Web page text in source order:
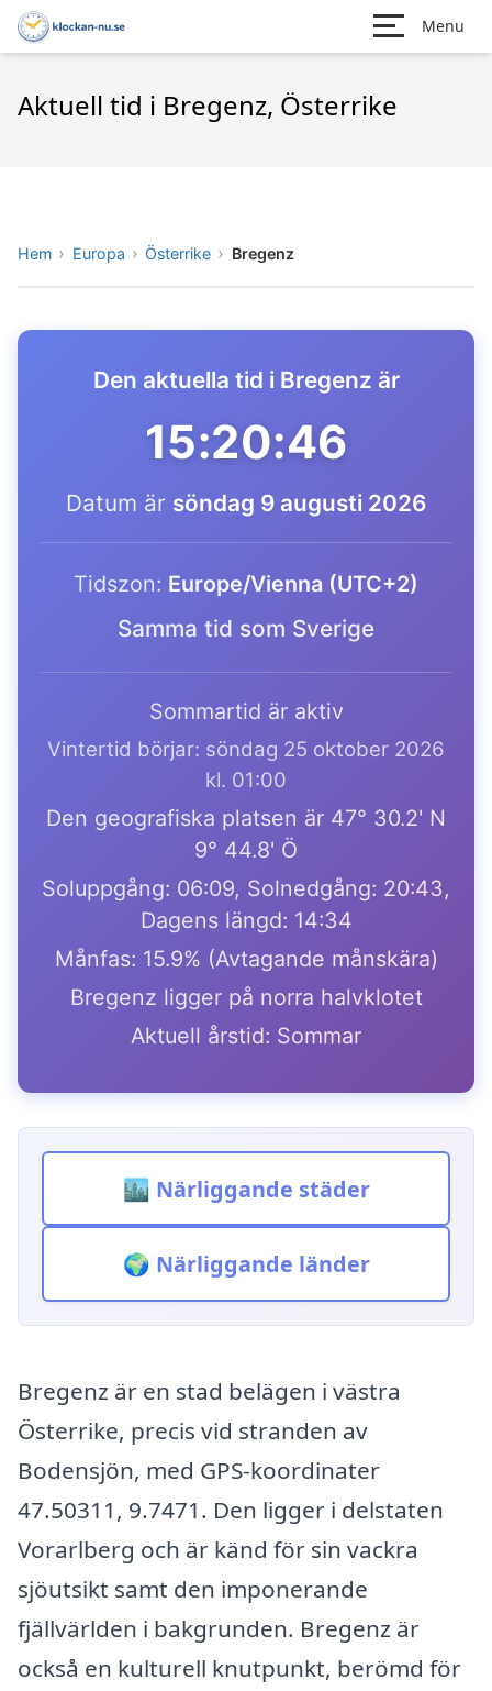
Menu
Aktuell tid i Bregenz, Österrike
Hem Europa Österrike Bregenz
Den aktuella tid i Bregenz är
15:20:46
Datum är söndag 9 augusti 2026
Tidszon: Europe/Vienna (UTC+2)
Samma tid som Sverige
Sommartid är aktiv
Vintertid börjar: söndag 25 oktober 2026
kl. 01:00
Den geografiska platsen är 47° 30.2' N
9° 44.8' Ö
Soluppgång: 06:09, Solnedgång: 20:43,
Dagens längd: 14:34
Månfas: 15.9% (Avtagande månskära)
Bregenz ligger på norra halvklotet
Aktuell årstid: Sommar
🏙️ Närliggande städer
🌍 Närliggande länder
Bregenz är en stad belägen i västra
Österrike, precis vid stranden av
Bodensjön, med GPS-koordinater
47.50311, 9.7471. Den ligger i delstaten
Vorarlberg och är känd för sin vackra
sjöutsikt samt den imponerande
fjällvärlden i bakgrunden. Bregenz är
också en kulturell knutpunkt, berömd för